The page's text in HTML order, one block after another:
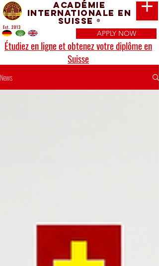
Académie
Internationale en
Suisse ®
APPLY NOW
Étudiez en ligne et obtenez votre diplôme en
Suisse
Est. 2013
News